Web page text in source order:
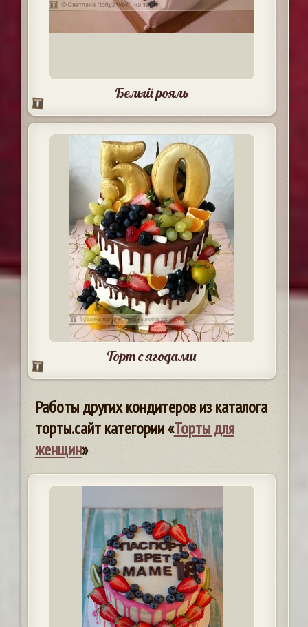
Белый рояль
Торт с ягодами
Работы других кондитеров из каталога
торты.сайт категории «Торты для
женщин»